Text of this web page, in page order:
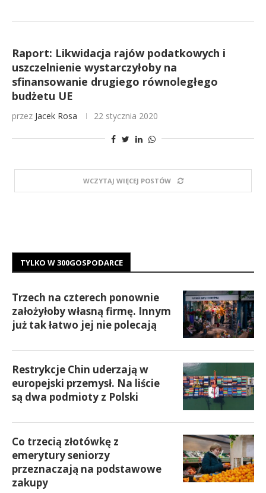
Raport: Likwidacja rajów podatkowych i
uszczelnienie wystarczyłoby na
sfinansowanie drugiego równoległego
budżetu UE
przez Jacek Rosa 22 stycznia 2020
WCZYTAJ WIĘCEJ POSTÓW
TYLKO W 300GOSPODARCE
Trzech na czterech ponownie
założyłoby własną firmę. Innym
już tak łatwo jej nie polecają
Restrykcje Chin uderzają w
europejski przemysł. Na liście
są dwa podmioty z Polski
Co trzecią złotówkę z
emerytury seniorzy
przeznaczają na podstawowe
zakupy